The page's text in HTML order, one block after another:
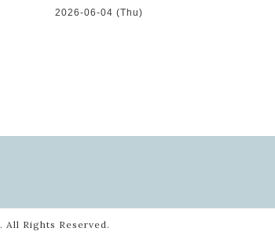
2026-06-04 (Thu)
. All Rights Reserved.